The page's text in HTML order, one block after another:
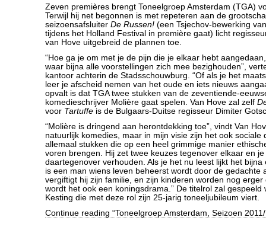
Zeven premières brengt Toneelgroep Amsterdam (TGA)
Terwijl hij net begonnen is met repeteren aan de
seizoensafsluiter De Russen! (een Tsjechov-bewerking
tijdens het Holland Festival in première gaat) licht
van Hove uitgebreid de plannen toe.
“Hoe ga je om met je de pijn die je elkaar hebt
waar bijna alle voorstellingen zich mee bezighouden”,
kantoor achterin de Stadsschouwburg. “Of als je het
leer je afscheid nemen van het oude en iets nieuws
opvalt is dat TGA twee stukken van de zeventiende-
komedieschrijver Molière gaat spelen. Van Hove zal zelf
voor Tartuffe is de Bulgaars-Duitse regisseur Dimiter
“Molière is dringend aan herontdekking toe”, vindt Van
natuurlijk komedies, maar in mijn visie zijn het ook sociale
allemaal stukken die op een heel grimmige manier
voren brengen. Hij zet twee keuzes tegenover elkaar en
daartegenover verhouden. Als je het nu leest lijkt het
is een man wiens leven beheerst wordt door de gedachte
vergiftigt hij zijn familie, en zijn kinderen worden nog erger
wordt het ook een koningsdrama.” De titelrol zal gespeeld
Kesting die met deze rol zijn 25-jarig toneeljubileum viert.
Continue reading “Toneelgroep Amsterdam, Seizoen 2011/